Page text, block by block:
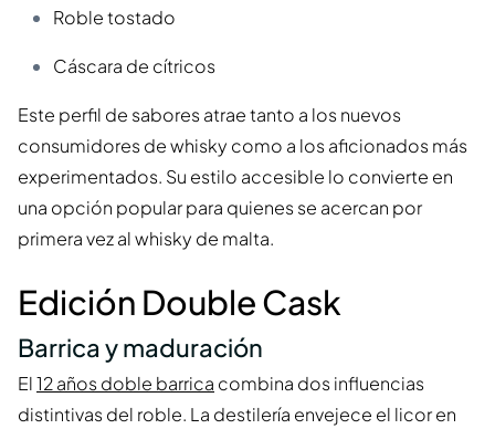
Roble tostado
Cáscara de cítricos
Este perfil de sabores atrae tanto a los nuevos
consumidores de whisky como a los aficionados más
experimentados. Su estilo accesible lo convierte en
una opción popular para quienes se acercan por
primera vez al whisky de malta.
Edición Double Cask
Barrica y maduración
El12 años doble barrica combina dos influencias
distintivas del roble. La destilería envejece el licor en